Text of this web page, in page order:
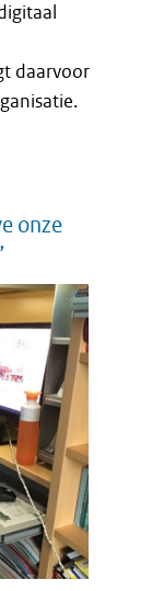
daarvoor
onze